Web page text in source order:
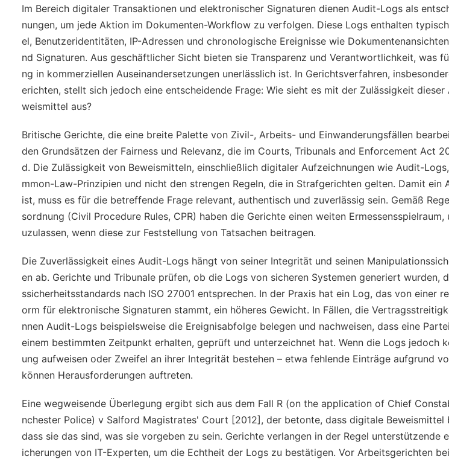
Im Bereich digitaler Transaktionen und elektronischer Signaturen dienen Audit-Logs als
nungen, um jede Aktion im Dokumenten-Workflow zu verfolgen. Diese Logs enthalten
el, Benutzeridentitäten, IP-Adressen und chronologische Ereignisse wie
nd Signaturen. Aus geschäftlicher Sicht bieten sie Transparenz und Verantwortlichkeit, was
ng in kommerziellen Auseinandersetzungen unerlässlich ist. In Gerichtsverfahren,
erichten, stellt sich jedoch eine entscheidende Frage: Wie sieht es mit der Zulässigkeit
weismittel aus?
Britische Gerichte, die eine breite Palette von Zivil-, Arbeits- und Einwanderungsfällen
den Grundsätzen der Fairness und Relevanz, die im Courts, Tribunals and Enforcement Act
d. Die Zulässigkeit von Beweismitteln, einschließlich digitaler Aufzeichnungen wie Audit-
mmon-Law-Prinzipien und nicht den strengen Regeln, die in Strafgerichten gelten. Damit ein
ist, muss es für die betreffende Frage relevant, authentisch und zuverlässig sein. Gemäß
sordnung (Civil Procedure Rules, CPR) haben die Gerichte einen weiten
uzulassen, wenn diese zur Feststellung von Tatsachen beitragen.
Die Zuverlässigkeit eines Audit-Logs hängt von seiner Integrität und seinen
en ab. Gerichte und Tribunale prüfen, ob die Logs von sicheren Systemen generiert wurden,
ssicherheitsstandards nach ISO 27001 entsprechen. In der Praxis hat ein Log, das von einer
orm für elektronische Signaturen stammt, ein höheres Gewicht. In Fällen, die
nnen Audit-Logs beispielsweise die Ereignisabfolge belegen und nachweisen, dass eine
einem bestimmten Zeitpunkt erhalten, geprüft und unterzeichnet hat. Wenn die Logs jedoch
ung aufweisen oder Zweifel an ihrer Integrität bestehen – etwa fehlende Einträge aufgrund
können Herausforderungen auftreten.
Eine wegweisende Überlegung ergibt sich aus dem Fall R (on the application of Chief
nchester Police) v Salford Magistrates' Court [2012], der betonte, dass digitale Beweismittel
dass sie das sind, was sie vorgeben zu sein. Gerichte verlangen in der Regel unterstützende
icherungen von IT-Experten, um die Echtheit der Logs zu bestätigen. Vor Arbeitsgerichten